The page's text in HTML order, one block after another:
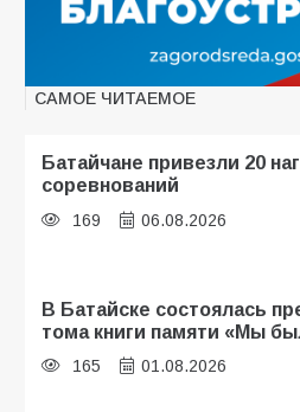
САМОЕ ЧИТАЕМОЕ
Батайчане привезли 20
соревнований
169 06.08.2026
В Батайске состоялась
тома книги памяти «Мы
165 01.08.2026